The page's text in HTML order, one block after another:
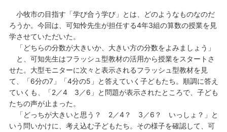
小牧市の目指す「学び合う学び」とは、どのようなものなのだ
ろうか。今回は、可知怜先生が担任する4年3組の算数の授業を見
学させていただいた。
「どちらの分数が大きいか、大きい方の分数をよみましょう」
と、可知先生はフラッシュ型教材の活用から授業をスタートさ
せた。大型モニターに次々と表示されるフラッシュ型教材を見
て、「6分の7」「4分の5」と答えていく子どもたち。順調に答え
ていくも、「2／4 3／6」と問題が表示されたところで、子ども
たちの声が止まった。
「どっちが大きいと思う？ 2／4？ 3／6？ いっしょ？」と
いう問いかけに、考え込む子どもたち。その様子を確認して、可